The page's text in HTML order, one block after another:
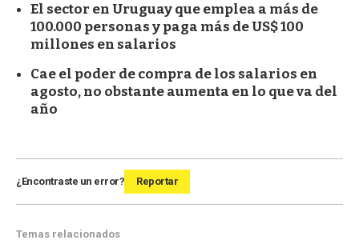
El sector en Uruguay que emplea a más de
100.000 personas y paga más de US$ 100
millones en salarios
Cae el poder de compra de los salarios en
agosto, no obstante aumenta en lo que va del
año
¿Encontraste un error? Reportar
Temas relacionados